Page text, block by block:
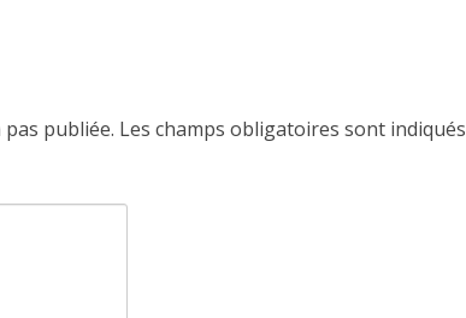
publiée. Les champs obligatoires sont indiqués